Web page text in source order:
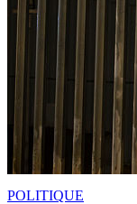
POLITIQUE